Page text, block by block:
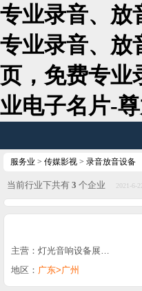
专业录音、放
专业录音、放
页，免费专业
业电子名片-
服务业 > 传媒影视 > 录音放音设备
当前行业下共有 3 个企业 2021-6-
主营：灯光音响设备展…
地区： 广东>广州